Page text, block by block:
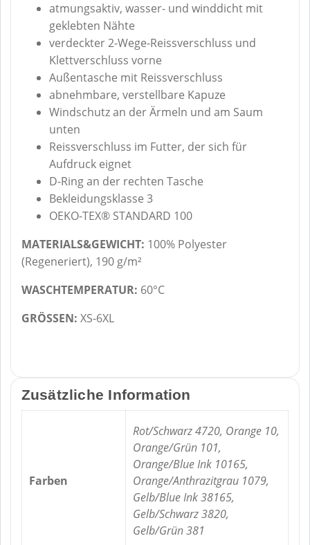
atmungsaktiv, wasser- und winddicht mit
geklebten Nähte
verdeckter 2-Wege-Reissverschluss und
Klettverschluss vorne
Außentasche mit Reissverschluss
abnehmbare, verstellbare Kapuze
Windschutz an der Ärmeln und am Saum
unten
Reissverschluss im Futter, der sich für
Aufdruck eignet
D-Ring an der rechten Tasche
Bekleidungsklasse 3
OEKO-TEX® STANDARD 100
MATERIALS&GEWICHT: 100% Polyester
(Regeneriert), 190 g/m²
WASCHTEMPERATUR: 60°C
GRÖSSEN: XS-6XL
Zusätzliche Information
Farben
Rot/Schwarz 4720, Orange 10,
Orange/Grün 101,
Orange/Blue Ink 10165,
Orange/Anthrazitgrau 1079,
Gelb/Blue Ink 38165,
Gelb/Schwarz 3820,
Gelb/Grün 381